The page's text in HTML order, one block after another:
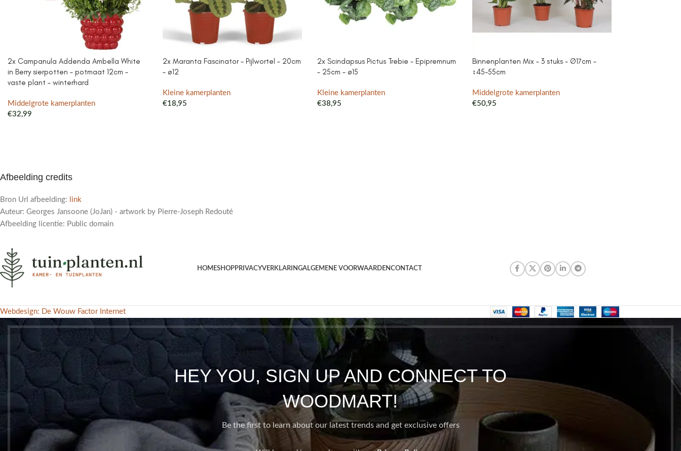
2x Campanula Addenda Ambella White
in Berry sierpotten – potmaat 12cm –
vaste plant – winterhard
Middelgrote kamerplanten
€32,99
2x Maranta Fascinator – Pijlwortel – 20cm
– ø12
Kleine kamerplanten
€18,95
2x Scindapsus Pictus Trebie – Epipremnum
– 25cm – ø15
Kleine kamerplanten
€38,95
Binnenplanten Mix – 3 stuks – Ø17cm –
↕45-55cm
Middelgrote kamerplanten
€50,95
Afbeelding credits
Bron Url afbeelding:
link
Auteur: Georges Jansoone (JoJan) - artwork by Pierre-Joseph Redouté
Afbeelding licentie: Public domain
HOMESHOPPRIVACYVERKLARINGALGEMENE VOORWAARDENCONTACT
Webdesign: De Wouw Factor Internet
HEY YOU, SIGN UP AND CONNECT TO
WOODMART!
Be the first to learn about our latest trends and get exclusive offers